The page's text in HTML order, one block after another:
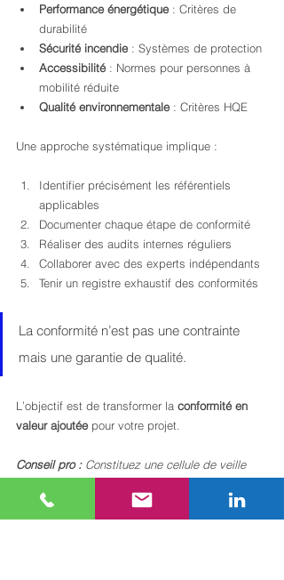
Performance énergétique : Critères de
durabilité
Sécurité incendie : Systèmes de protection
Accessibilité : Normes pour personnes à
mobilité réduite
Qualité environnementale : Critères HQE
Une approche systématique implique :
Identifier précisément les référentiels
applicables
Documenter chaque étape de conformité
Réaliser des audits internes réguliers
Collaborer avec des experts indépendants
Tenir un registre exhaustif des conformités
La conformité n’est pas une contrainte
mais une garantie de qualité.
L’objectif est de transformer la conformité en
valeur ajoutée pour votre projet.
Conseil pro : Constituez une cellule de veille
proactivement les évolutions normatives.